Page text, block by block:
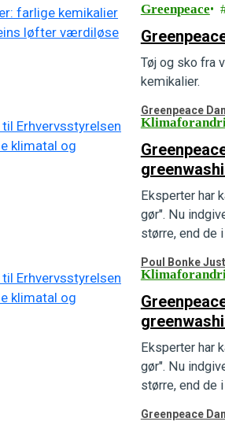
Greenpeace
Tøj og sko fra
kemikalier.
Greenpeace
Eksperter har
gør". Nu
større, end de
Poul Bonke
Eksperter har
gør". Nu
større, end de
Greenpeace